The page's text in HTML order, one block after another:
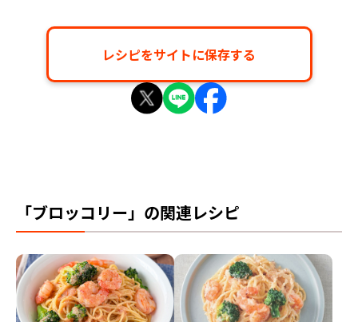
レシピをサイトに保存する
「ブロッコリー」の関連レシピ